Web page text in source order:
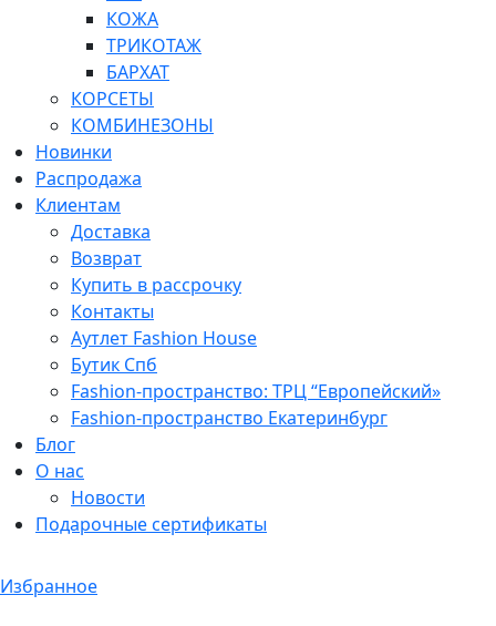
КОЖА
ТРИКОТАЖ
БАРХАТ
КОРСЕТЫ
КОМБИНЕЗОНЫ
Новинки
Распродажа
Клиентам
Доставка
Возврат
Купить в рассрочку
Контакты
Аутлет Fashion House
Бутик Спб
Fashion-пространство: ТРЦ “Европейский»
Fashion-пространство Екатеринбург
Блог
О нас
Новости
Подарочные сертификаты
Избранное